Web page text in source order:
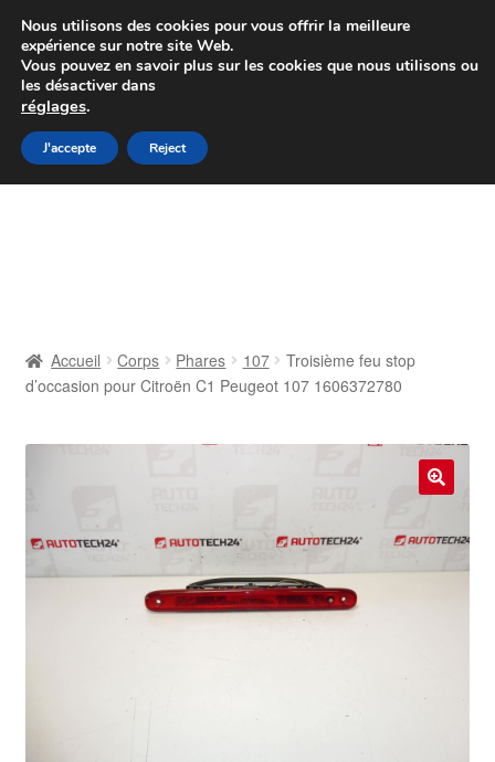
Colissimo livraison à partir de 7 EUR
Du lundi au vendredi de 9 h à 16 h
Aller
à
Aller
au
Contact
Livraison
Livraison internationale
Accueil Corps Phares 107
Troisième feu stop
d’occasion pour Citroën C1 Peugeot 107 1606372780
Nous utilisons des cookies pour vous offrir la meilleure
expérience sur notre site Web.
Vous pouvez en savoir plus sur les cookies que nous utilisons ou
les désactiver dans
réglages.
J'accepte Reject